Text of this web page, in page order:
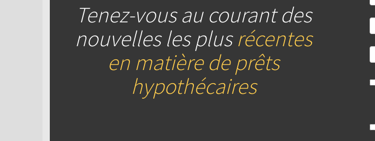
Tenez-vous au courant des
nouvelles les plusrécentes
en matière de prêts
hypothécaires